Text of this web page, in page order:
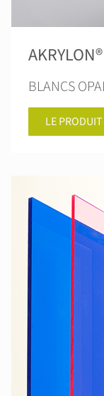
BLANCS
LE PRODUIT